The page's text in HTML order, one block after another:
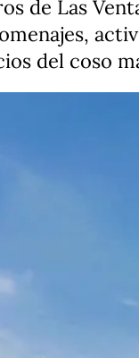
de Las
del coso